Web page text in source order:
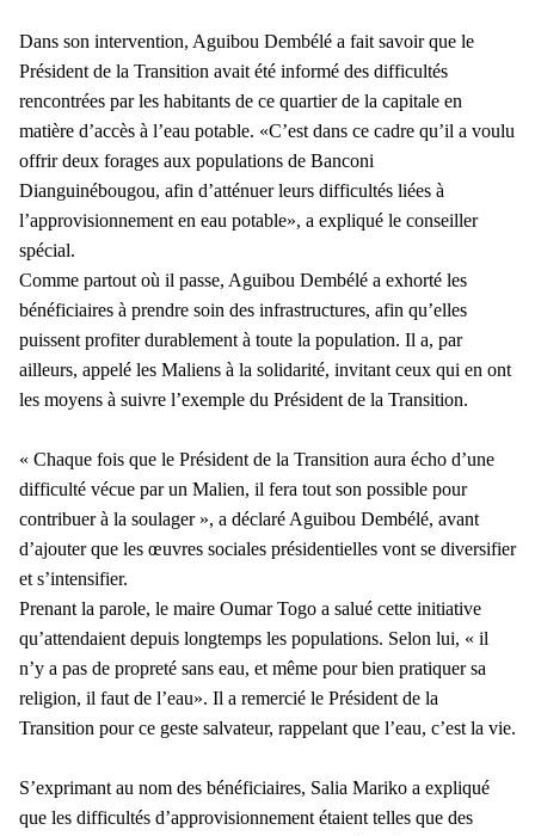
Dans son intervention, Aguibou Dembélé a fait savoir que le
Président de la Transition avait été informé des difficultés
rencontrées par les habitants de ce quartier de la capitale en
matière d’accès à l’eau potable. «C’est dans ce cadre qu’il a voulu
offrir deux forages aux populations de Banconi
Dianguinébougou, afin d’atténuer leurs difficultés liées à
l’approvisionnement en eau potable», a expliqué le conseiller
spécial.
Comme partout où il passe, Aguibou Dembélé a exhorté les
bénéficiaires à prendre soin des infrastructures, afin qu’elles
puissent profiter durablement à toute la population. Il a, par
ailleurs, appelé les Maliens à la solidarité, invitant ceux qui en ont
les moyens à suivre l’exemple du Président de la Transition.
« Chaque fois que le Président de la Transition aura écho d’une
difficulté vécue par un Malien, il fera tout son possible pour
contribuer à la soulager », a déclaré Aguibou Dembélé, avant
d’ajouter que les œuvres sociales présidentielles vont se diversifier
et s’intensifier.
Prenant la parole, le maire Oumar Togo a salué cette initiative
qu’attendaient depuis longtemps les populations. Selon lui, « il
n’y a pas de propreté sans eau, et même pour bien pratiquer sa
religion, il faut de l’eau». Il a remercié le Président de la
Transition pour ce geste salvateur, rappelant que l’eau, c’est la vie.
S’exprimant au nom des bénéficiaires, Salia Mariko a expliqué
que les difficultés d’approvisionnement étaient telles que des